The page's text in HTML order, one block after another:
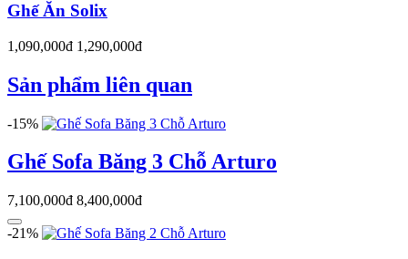
Ghế Ăn Solix
1,090,000đ 1,290,000đ
Sản phẩm liên quan
-15%
Ghế Sofa Băng 3 Chỗ Arturo
7,100,000đ 8,400,000đ
-21%